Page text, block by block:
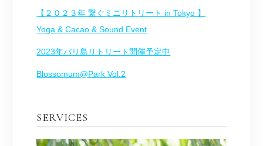
【２０２３年 繋ぐミニリトリート in Tokyo 】
Yoga & Cacao & Sound Event
2023年バリ島リトリート開催予定中
Blossomum@Park Vol.2
SERVICES